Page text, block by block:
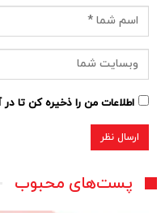
اطلاعات من را ذخیره کن تا
پست‌های محبوب